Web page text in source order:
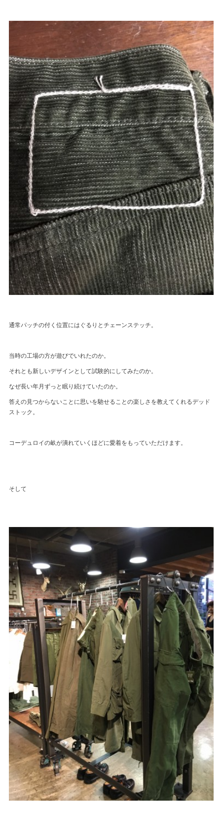
通常パッチの付く位置にはぐるりとチェーンステッチ。
当時の工場の方が遊びでいれたのか。
それとも新しいデザインとして試験的にしてみたのか。
なぜ長い年月ずっと眠り続けていたのか。
答えの見つからないことに思いを馳せることの楽しさを教えてくれるデッド
ストック。
コーデュロイの畝が潰れていくほどに愛着をもっていただけます。
そして